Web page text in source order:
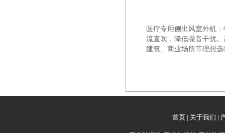
医疗专用侧出风室外机 ：
流直吹，降低噪音干扰
建筑、商业场所等理想选
首页 | 关于我们 |